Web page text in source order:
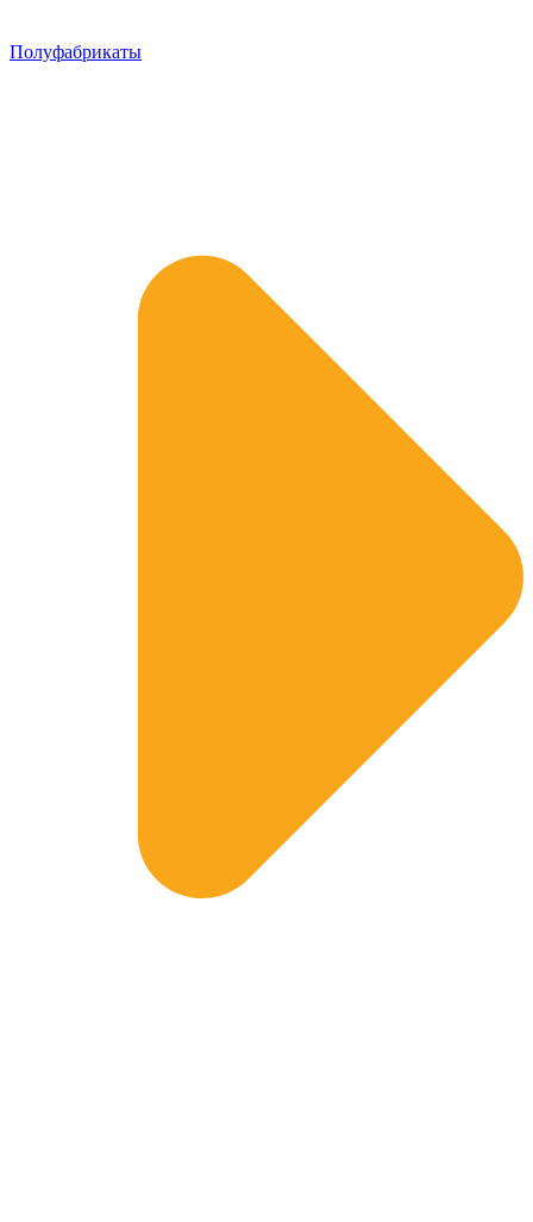
Полуфабрикаты